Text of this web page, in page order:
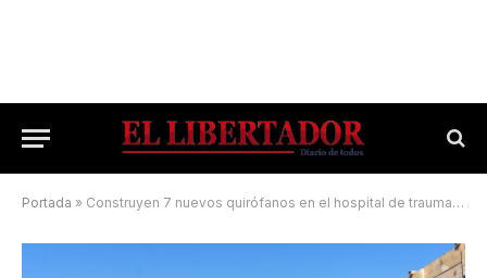
Portada » Construyen 7 nuevos quirófanos en el hospital de trauma más grande de la provincia